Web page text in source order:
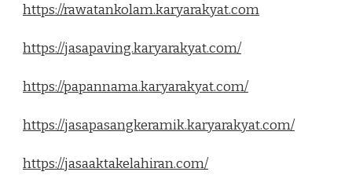
https://rawatankolam.karyarakyat.com
https://jasapaving.karyarakyat.com/
https://papannama.karyarakyat.com/
https://jasapasangkeramik.karyarakyat.com/
https://jasaaktakelahiran.com/